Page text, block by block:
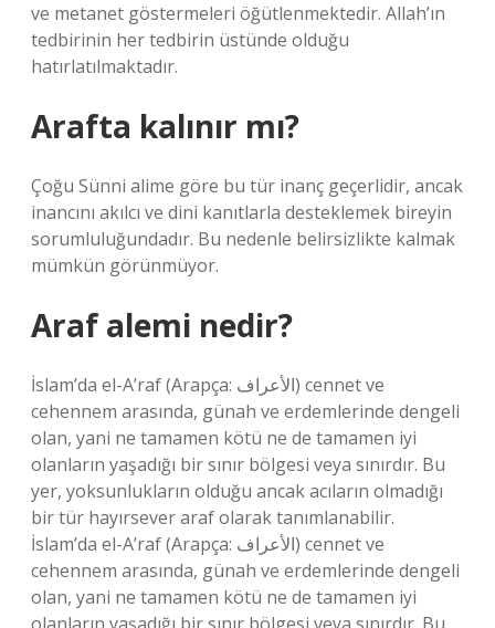
ve metanet göstermeleri öğütlenmektedir. Allah’ın
tedbirinin her tedbirin üstünde olduğu
hatırlatılmaktadır.
Arafta kalınır mı?
Çoğu Sünni alime göre bu tür inanç geçerlidir, ancak
inancını akılcı ve dini kanıtlarla desteklemek bireyin
sorumluluğundadır. Bu nedenle belirsizlikte kalmak
mümkün görünmüyor.
Araf alemi nedir?
İslam’da el-A’raf (Arapça: الأعراف‎) cennet ve
cehennem arasında, günah ve erdemlerinde dengeli
olan, yani ne tamamen kötü ne de tamamen iyi
olanların yaşadığı bir sınır bölgesi veya sınırdır. Bu
yer, yoksunlukların olduğu ancak acıların olmadığı
bir tür hayırsever araf olarak tanımlanabilir.
İslam’da el-A’raf (Arapça: الأعراف‎) cennet ve
cehennem arasında, günah ve erdemlerinde dengeli
olan, yani ne tamamen kötü ne de tamamen iyi